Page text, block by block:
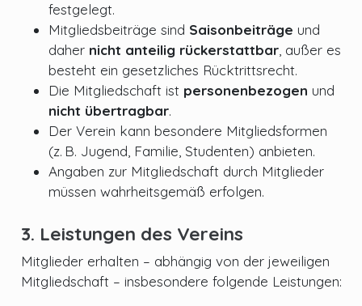
festgelegt.
Mitgliedsbeiträge sind Saisonbeiträge und
daher nicht anteilig rückerstattbar, außer es
besteht ein gesetzliches Rücktrittsrecht.
Die Mitgliedschaft ist personenbezogen und
nicht übertragbar.
Der Verein kann besondere Mitgliedsformen
(z. B. Jugend, Familie, Studenten) anbieten.
Angaben zur Mitgliedschaft durch Mitglieder
müssen wahrheitsgemäß erfolgen.
3. Leistungen des Vereins
Mitglieder erhalten – abhängig von der jeweiligen
Mitgliedschaft – insbesondere folgende Leistungen: